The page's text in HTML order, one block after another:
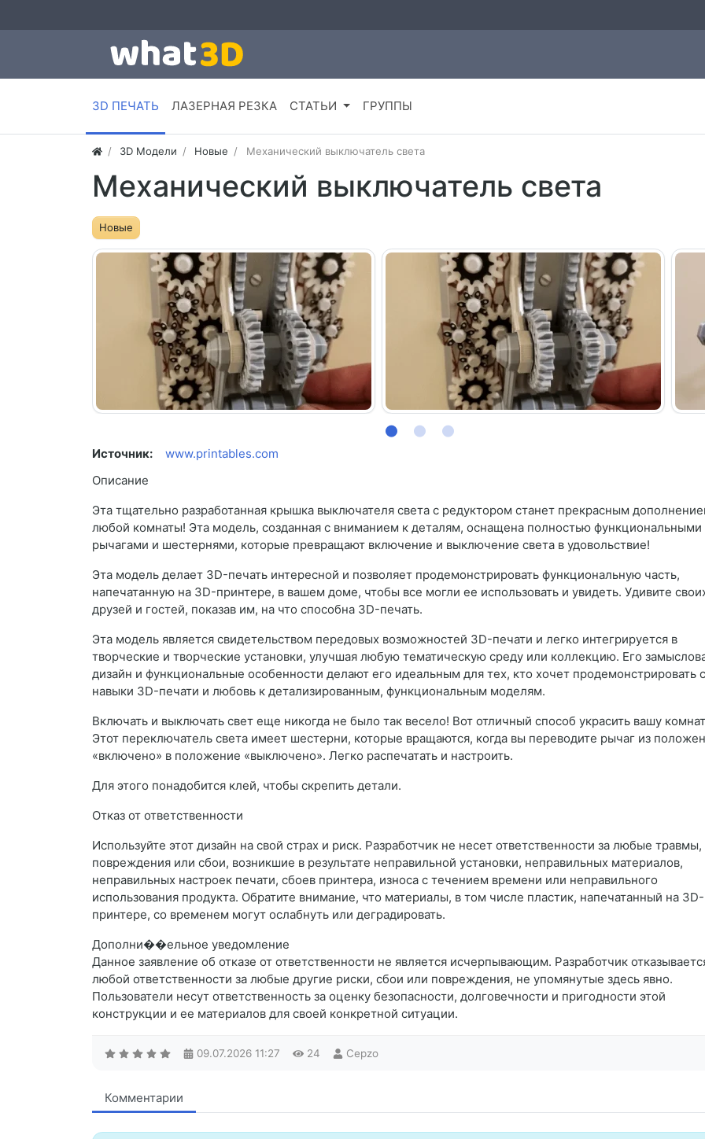
3D ПЕЧАТЬ ЛАЗЕРНАЯ РЕЗКА СТАТЬИ ГРУППЫ
3D Модели Новые Механический выключатель света
Механический выключатель света
Новые
Источник:
www.printables.com
Описание
Эта тщательно разработанная крышка выключателя света с редуктором станет прекрасным
любой комнаты! Эта модель, созданная с вниманием к деталям, оснащена полностью функциональными
рычагами и шестернями, которые превращают включение и выключение света в удовольствие!
Эта модель делает 3D-печать интересной и позволяет продемонстрировать функциональную часть,
напечатанную на 3D-принтере, в вашем доме, чтобы все могли ее использовать и увидеть. Удивите
друзей и гостей, показав им, на что способна 3D-печать.
Эта модель является свидетельством передовых возможностей 3D-печати и легко интегрируется в
творческие и творческие установки, улучшая любую тематическую среду или коллекцию. Его
дизайн и функциональные особенности делают его идеальным для тех, кто хочет продемонстрировать
навыки 3D-печати и любовь к детализированным, функциональным моделям.
Включать и выключать свет еще никогда не было так весело! Вот отличный способ украсить вашу
Этот переключатель света имеет шестерни, которые вращаются, когда вы переводите рычаг из
«включено» в положение «выключено». Легко распечатать и настроить.
Для этого понадобится клей, чтобы скрепить детали.
Отказ от ответственности
Используйте этот дизайн на свой страх и риск. Разработчик не несет ответственности за любые травмы,
повреждения или сбои, возникшие в результате неправильной установки, неправильных материалов,
неправильных настроек печати, сбоев принтера, износа с течением времени или неправильного
использования продукта. Обратите внимание, что материалы, в том числе пластик, напечатанный на 3D-
принтере, со временем могут ослабнуть или деградировать.
Дополни��ельное уведомление
Данное заявление об отказе от ответственности не является исчерпывающим. Разработчик
любой ответственности за любые другие риски, сбои или повреждения, не упомянутые здесь явно.
Пользователи несут ответственность за оценку безопасности, долговечности и пригодности этой
конструкции и ее материалов для своей конкретной ситуации.
09.07.2026 11:27 24 Cepzo
Комментарии